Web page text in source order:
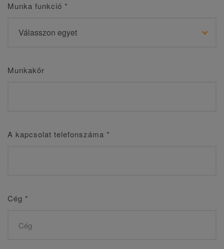
Munka funkció *
Munkakör
A kapcsolat telefonszáma *
Cég *